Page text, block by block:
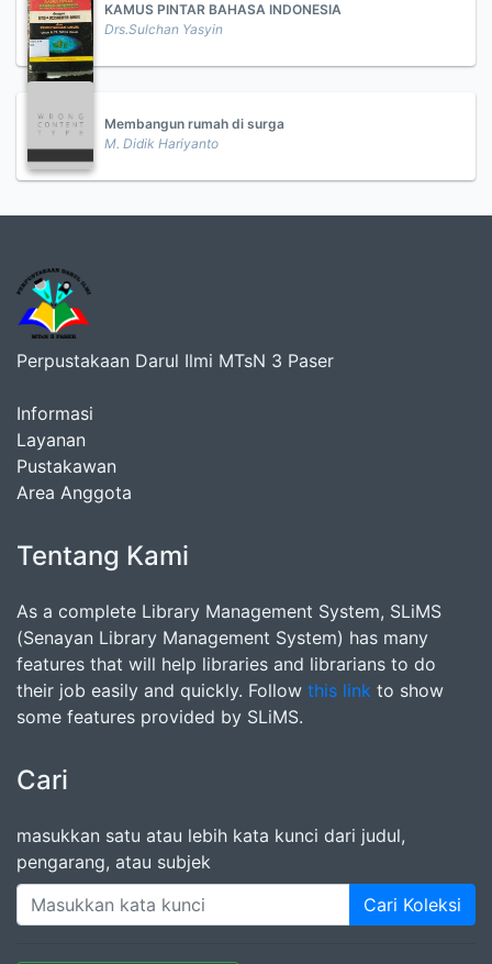
KAMUS PINTAR BAHASA INDONESIA
Drs.Sulchan Yasyin
Membangun rumah di surga
M. Didik Hariyanto
Perpustakaan Darul Ilmi MTsN 3 Paser
Informasi
Layanan
Pustakawan
Area Anggota
Tentang Kami
As a complete Library Management System, SLiMS
(Senayan Library Management System) has many
features that will help libraries and librarians to do
their job easily and quickly. Follow this link to show
some features provided by SLiMS.
Cari
masukkan satu atau lebih kata kunci dari judul,
pengarang, atau subjek
Cari Koleksi